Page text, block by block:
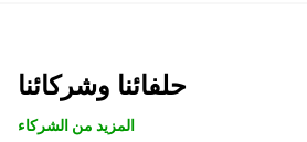
حلفائنا وشركائنا
المزيد من الشركاء